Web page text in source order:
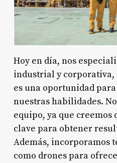
Hoy en día, nos
industrial y corporativa,
es una oportunidad
nuestras habilidades.
equipo, ya que creemos
clave para obtener
Además, incorporamos
como drones para